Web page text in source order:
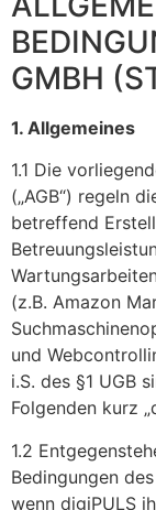
GMBH
1. Allgemeines
1.1 Die
(„AGB“) regeln
betreffend
(z.B. Amazon
und
i.S. des §1 UGB
Folgenden kurz
1.2
Bedingungen
wenn digiPULS